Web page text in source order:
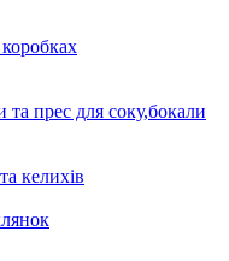
прес для соку,бокали
келихів